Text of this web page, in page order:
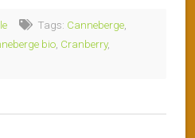
Tags: Canneberge
bio Cranberry,